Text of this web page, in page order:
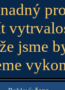
jsme